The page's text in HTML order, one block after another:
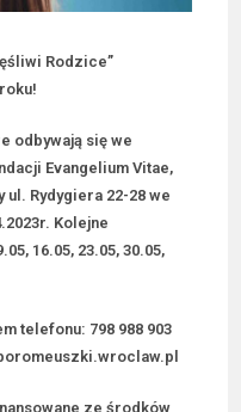
Rodzice”
odbywają się we
Evangelium Vitae,
ul. Rydygiera 22-28 we
Kolejne
16.05, 23.05, 30.05,
telefonu: 798 988 903
ze środków